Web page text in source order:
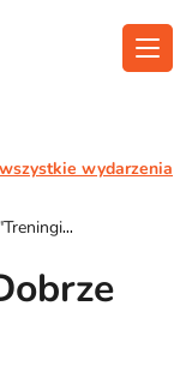
wydarzenia